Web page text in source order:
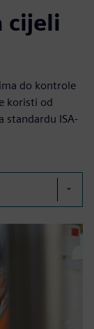
cijeli
do kontrole
koristi od
standardu ISA-